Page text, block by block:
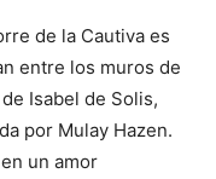
de la Cautiva es
entre los muros de
Isabel de Solis,
por Mulay Hazen.
un amor